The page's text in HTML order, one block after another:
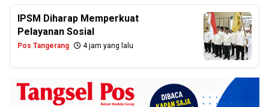
IPSM Diharap Memperkuat
Pelayanan Sosial
Pos Tangerang 4 jam yang lalu